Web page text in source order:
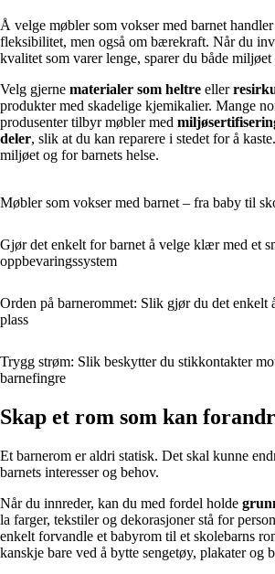
Å velge møbler som vokser med barnet
fleksibilitet, men også om bærekraft. Når du
kvalitet som varer lenge, sparer du både miljøet
Velg gjerne materialer som heltre eller
produkter med skadelige kjemikalier. Mange
produsenter tilbyr møbler med
deler, slik at du kan reparere i stedet for å
miljøet og for barnets helse.
Møbler som vokser med barnet – fra baby til
Gjør det enkelt for barnet å velge klær med et
oppbevaringssystem
Orden på barnerommet: Slik gjør du det enkelt
plass
Trygg strøm: Slik beskytter du stikkontakter
barnefingre
Skap et rom som kan
Et barnerom er aldri statisk. Det skal kunne
barnets interesser og behov.
Når du innreder, kan du med fordel holde
la farger, tekstiler og dekorasjoner stå for
enkelt forvandle et babyrom til et skolebarns
kanskje bare ved å bytte sengetøy, plakater og